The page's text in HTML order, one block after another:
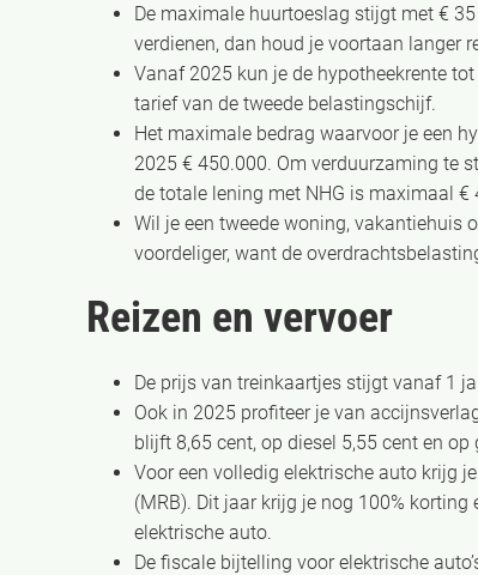
De maximale huurtoeslag stijgt met €
verdienen, dan houd je voortaan langer
Vanaf 2025 kun je de hypotheekrente
tarief van de tweede belastingschijf.
Het maximale bedrag waarvoor je een
2025 € 450.000. Om verduurzaming te
de totale lening met NHG is maximaal €
Wil je een tweede woning, vakantiehuis
voordeliger, want de
Reizen en vervoer
De prijs van treinkaartjes stijgt vanaf 1
Ook in 2025 profiteer je van
blijft 8,65 cent, op diesel 5,55 cent en op
Voor een volledig elektrische auto krijg
(MRB). Dit jaar krijg je nog 100%
elektrische auto.
De fiscale bijtelling voor elektrische